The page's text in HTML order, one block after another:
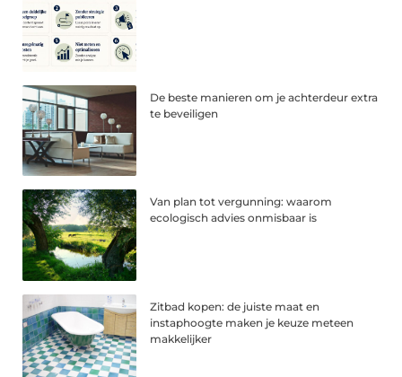
De beste manieren om je achterdeur extra
te beveiligen
Van plan tot vergunning: waarom
ecologisch advies onmisbaar is
Zitbad kopen: de juiste maat en
instaphoogte maken je keuze meteen
makkelijker